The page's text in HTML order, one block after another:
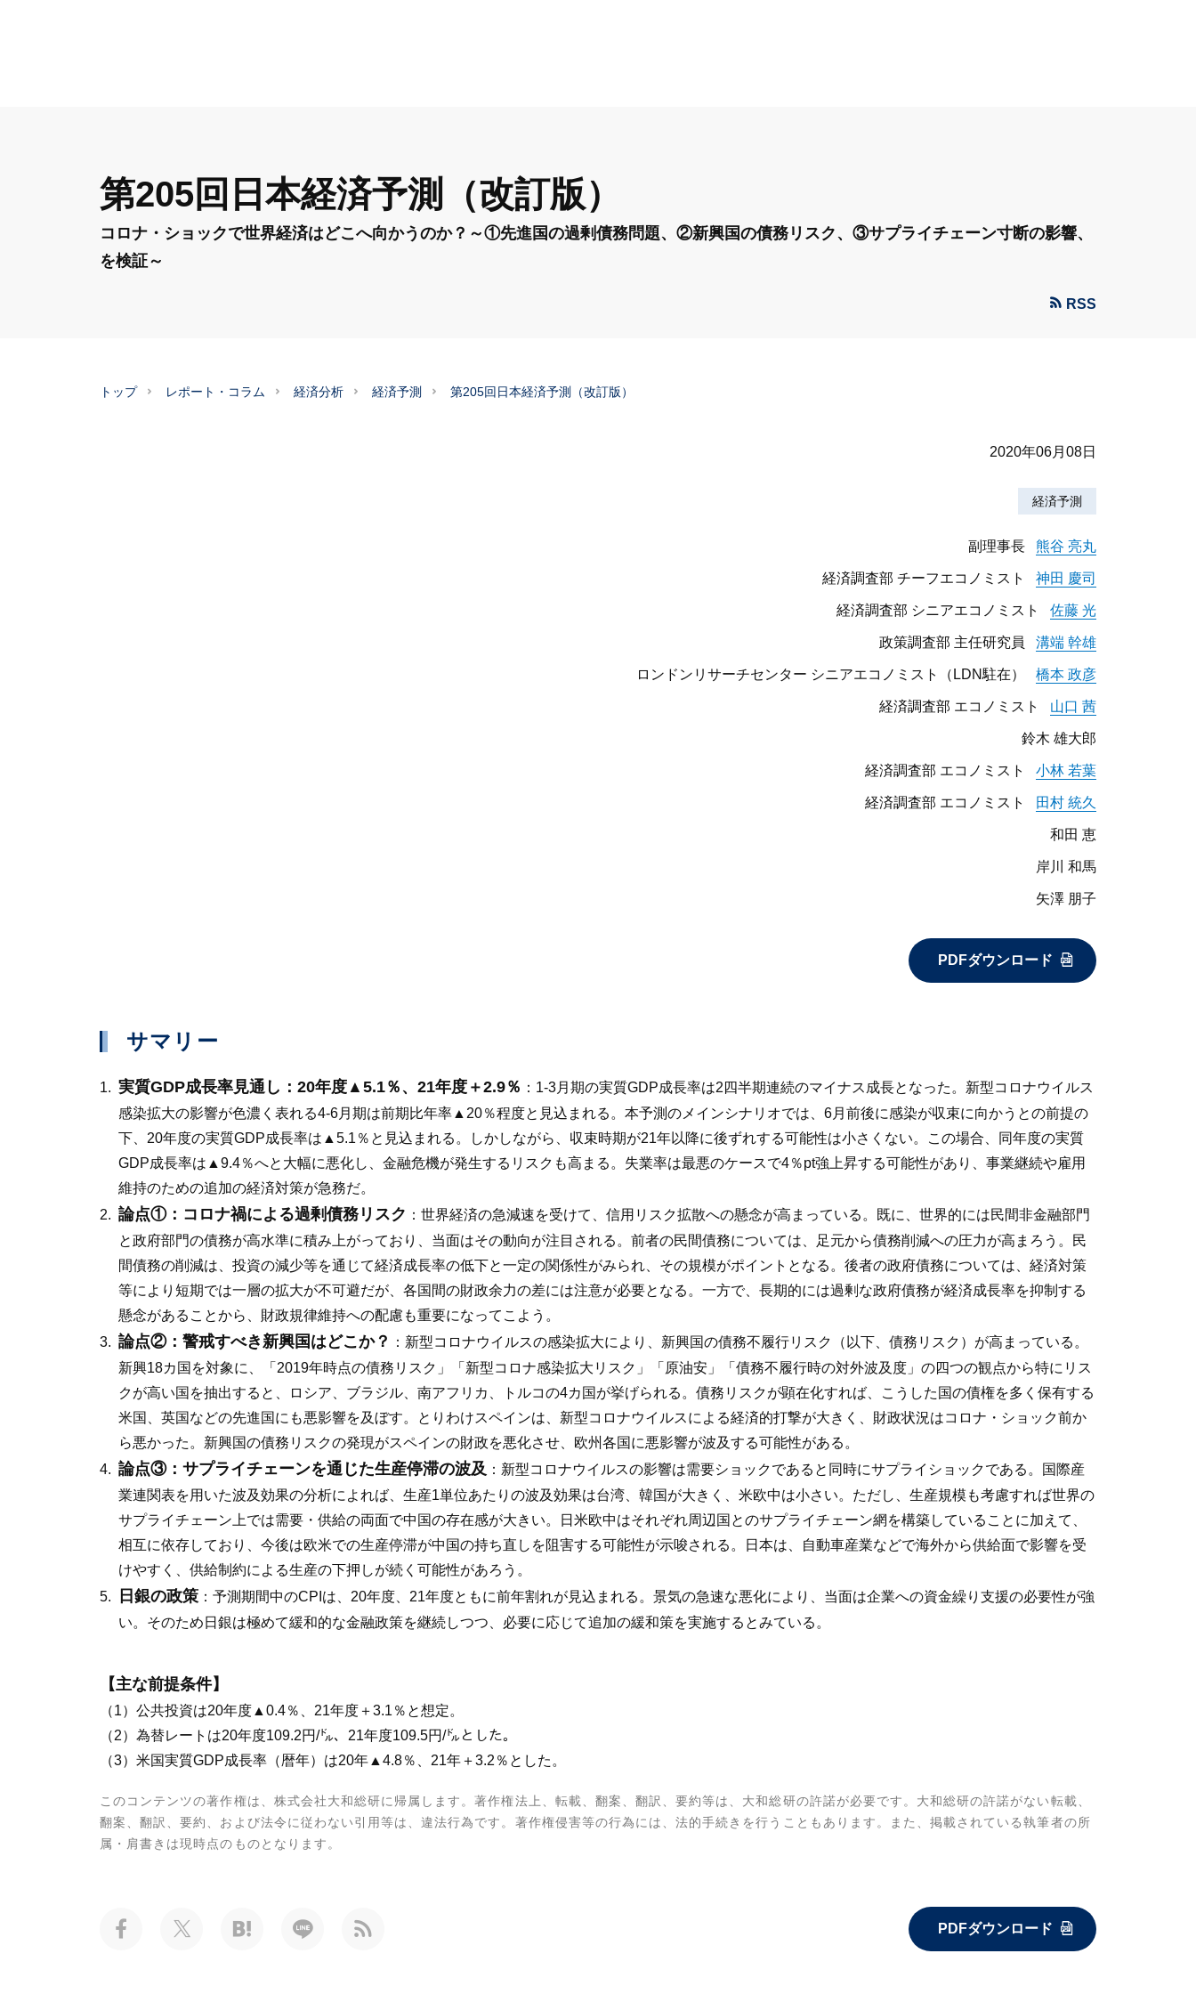
第205回日本経済予測（改訂版）
コロナ・ショックで世界経済はどこへ向かうのか？～①先進国の過剰債務問題、②新興国の債務リスク、③サプライチェーン寸断の影響、
を検証～
RSS
トップ レポート・コラム 経済分析 経済予測 第205回日本経済予測（改訂版）
2020年06月08日
経済予測
副理事長 熊谷 亮丸
経済調査部 チーフエコノミスト 神田 慶司
経済調査部 シニアエコノミスト 佐藤 光
政策調査部 主任研究員 溝端 幹雄
ロンドンリサーチセンター シニアエコノミスト（LDN駐在） 橋本 政彦
経済調査部 エコノミスト 山口 茜
鈴木 雄大郎
経済調査部 エコノミスト 小林 若葉
経済調査部 エコノミスト 田村 統久
和田 恵
岸川 和馬
矢澤 朋子
PDFダウンロード
サマリー
実質GDP成長率見通し：20年度▲5.1％、21年度＋2.9％ ：1-3月期の実質GDP成長率は2四半期連続のマイナス成長となった。新型コロナウイルス
感染拡大の影響が色濃く表れる4-6月期は前期比年率▲20％程度と見込まれる。本予測のメインシナリオでは、6月前後に感染が収束に向かうとの前提の
下、20年度の実質GDP成長率は▲5.1％と見込まれる。しかしながら、収束時期が21年以降に後ずれする可能性は小さくない。この場合、同年度の実質
GDP成長率は▲9.4％へと大幅に悪化し、金融危機が発生するリスクも高まる。失業率は最悪のケースで4％pt強上昇する可能性があり、事業継続や雇用
維持のための追加の経済対策が急務だ。
論点①：コロナ禍による過剰債務リスク ：世界経済の急減速を受けて、信用リスク拡散への懸念が高まっている。既に、世界的には民間非金融部門
と政府部門の債務が高水準に積み上がっており、当面はその動向が注目される。前者の民間債務については、足元から債務削減への圧力が高まろう。民
間債務の削減は、投資の減少等を通じて経済成長率の低下と一定の関係性がみられ、その規模がポイントとなる。後者の政府債務については、経済対策
等により短期では一層の拡大が不可避だが、各国間の財政余力の差には注意が必要となる。一方で、長期的には過剰な政府債務が経済成長率を抑制する
懸念があることから、財政規律維持への配慮も重要になってこよう。
論点②：警戒すべき新興国はどこか？
：新型コロナウイルスの感染拡大により、新興国の債務不履行リスク（以下、債務リスク）が高まっている。
新興18カ国を対象に、「2019年時点の債務リスク」「新型コロナ感染拡大リスク」「原油安」「債務不履行時の対外波及度」の四つの観点から特にリス
クが高い国を抽出すると、ロシア、ブラジル、南アフリカ、トルコの4カ国が挙げられる。債務リスクが顕在化すれば、こうした国の債権を多く保有する
米国、英国などの先進国にも悪影響を及ぼす。とりわけスペインは、新型コロナウイルスによる経済的打撃が大きく、財政状況はコロナ・ショック前か
ら悪かった。新興国の債務リスクの発現がスペインの財政を悪化させ、欧州各国に悪影響が波及する可能性がある。
論点③：サプライチェーンを通じた生産停滞の波及 ：新型コロナウイルスの影響は需要ショックであると同時にサプライショックである。国際産
業連関表を用いた波及効果の分析によれば、生産1単位あたりの波及効果は台湾、韓国が大きく、米欧中は小さい。ただし、生産規模も考慮すれば世界の
サプライチェーン上では需要・供給の両面で中国の存在感が大きい。日米欧中はそれぞれ周辺国とのサプライチェーン網を構築していることに加えて、
相互に依存しており、今後は欧米での生産停滞が中国の持ち直しを阻害する可能性が示唆される。日本は、自動車産業などで海外から供給面で影響を受
けやすく、供給制約による生産の下押しが続く可能性があろう。
日銀の政策 ：予測期間中のCPIは、20年度、21年度ともに前年割れが見込まれる。景気の急速な悪化により、当面は企業への資金繰り支援の必要性が強
い。そのため日銀は極めて緩和的な金融政策を継続しつつ、必要に応じて追加の緩和策を実施するとみている。
【主な前提条件】
（1）公共投資は20年度▲0.4％、21年度＋3.1％と想定。
（2）為替レートは20年度109.2円/㌦、21年度109.5円/㌦とした。
（3）米国実質GDP成長率（暦年）は20年▲4.8％、21年＋3.2％とした。
このコンテンツの著作権は、株式会社大和総研に帰属します。著作権法上、転載、翻案、翻訳、要約等は、大和総研の許諾が必要です。大和総研の許諾がない転載、
翻案、翻訳、要約、および法令に従わない引用等は、違法行為です。著作権侵害等の行為には、法的手続きを行うこともあります。また、掲載されている執筆者の所
属・肩書きは現時点のものとなります。
PDFダウンロード